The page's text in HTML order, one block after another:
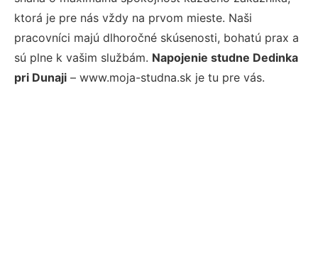
ktorá je pre nás vždy na prvom mieste. Naši
pracovníci majú dlhoročné skúsenosti, bohatú prax a
sú plne k vašim službám. Napojenie studne Dedinka
pri Dunaji – www.moja-studna.sk je tu pre vás.